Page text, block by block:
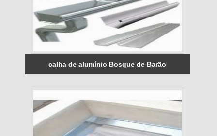
calha de alumínio Bosque de Barão